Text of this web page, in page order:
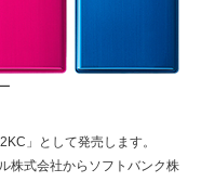
」として発売します。
株式会社からソフトバンク株